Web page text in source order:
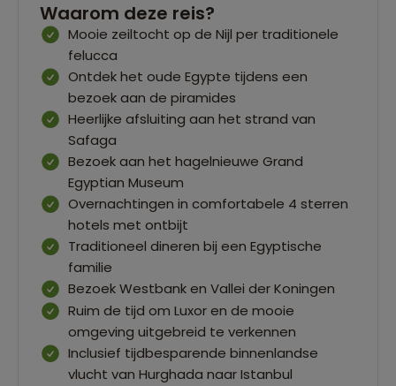
Waarom deze reis?
Mooie zeiltocht op de Nijl per traditionele
felucca
Ontdek het oude Egypte tijdens een
bezoek aan de piramides
Heerlijke afsluiting aan het strand van
Safaga
Bezoek aan het hagelnieuwe Grand
Egyptian Museum
Overnachtingen in comfortabele 4 sterren
hotels met ontbijt
Traditioneel dineren bij een Egyptische
familie
Bezoek Westbank en Vallei der Koningen
Ruim de tijd om Luxor en de mooie
omgeving uitgebreid te verkennen
Inclusief tijdbesparende binnenlandse
vlucht van Hurghada naar Istanbul